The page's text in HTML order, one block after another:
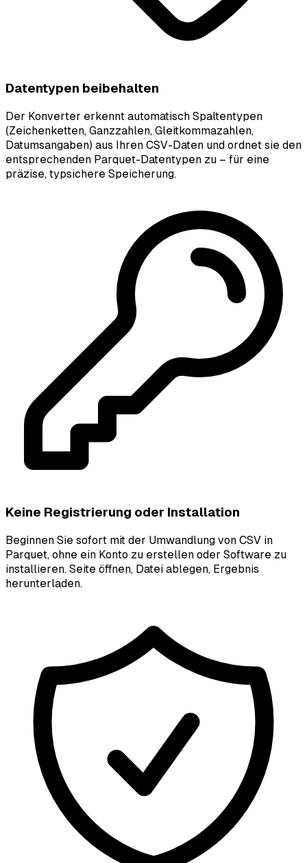
Datentypen beibehalten
Der Konverter erkennt automatisch Spaltentypen
(Zeichenketten, Ganzzahlen, Gleitkommazahlen,
Datumsangaben) aus Ihren CSV-Daten und ordnet sie den
entsprechenden Parquet-Datentypen zu – für eine
präzise, typsichere Speicherung.
Keine Registrierung oder Installation
Beginnen Sie sofort mit der Umwandlung von CSV in
Parquet, ohne ein Konto zu erstellen oder Software zu
installieren. Seite öffnen, Datei ablegen, Ergebnis
herunterladen.